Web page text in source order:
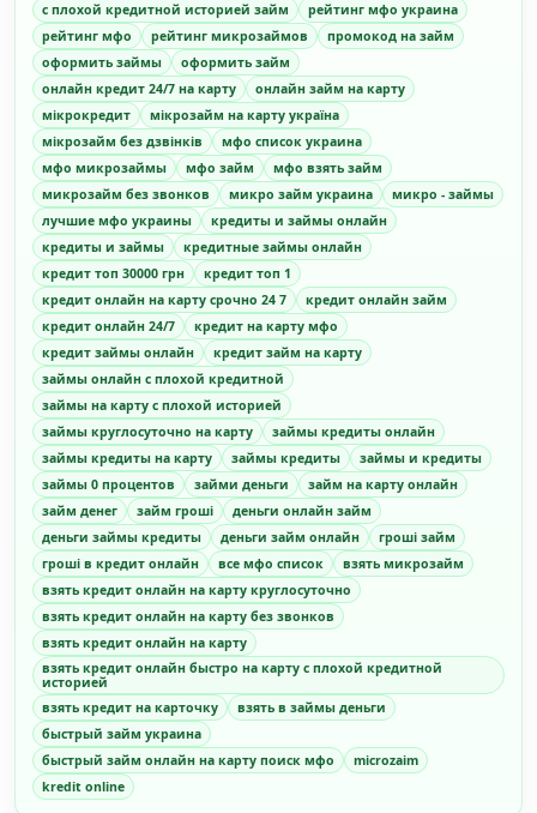
с плохой кредитной историей займ
рейтинг мфо украина
рейтинг мфо
рейтинг микрозаймов
промокод на займ
оформить займы
оформить займ
онлайн кредит 24/7 на карту
онлайн займ на карту
мікрокредит
мікрозайм на карту україна
мікрозайм без дзвінків
мфо список украина
мфо микрозаймы
мфо займ
мфо взять займ
микрозайм без звонков
микро займ украина
микро - займы
лучшие мфо украины
кредиты и займы онлайн
кредиты и займы
кредитные займы онлайн
кредит топ 30000 грн
кредит топ 1
кредит онлайн на карту срочно 24 7
кредит онлайн займ
кредит онлайн 24/7
кредит на карту мфо
кредит займы онлайн
кредит займ на карту
займы онлайн с плохой кредитной
займы на карту с плохой историей
займы круглосуточно на карту
займы кредиты онлайн
займы кредиты на карту
займы кредиты
займы и кредиты
займы 0 процентов
займи деньги
займ на карту онлайн
займ денег
займ гроші
деньги онлайн займ
деньги займы кредиты
деньги займ онлайн
гроші займ
гроші в кредит онлайн
все мфо список
взять микрозайм
взять кредит онлайн на карту круглосуточно
взять кредит онлайн на карту без звонков
взять кредит онлайн на карту
взять кредит онлайн быстро на карту с плохой кредитной
историей
взять кредит на карточку
взять в займы деньги
быстрый займ украина
быстрый займ онлайн на карту поиск мфо
microzaim
kredit online